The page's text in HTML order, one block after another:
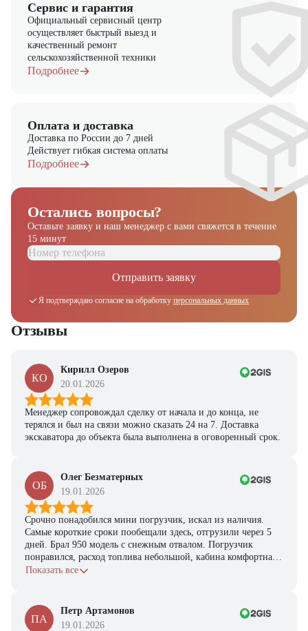
Сервис и гарантия
Официальный сервисный центр
осуществляет быстрый выезд и
качественный ремонт
сельскохозяйственной техники
Подробнее
Оплата и доставка
Доставка по России до 7 дней
Действует гибкая система оплаты
Подробнее
Остались вопросы?
Оставьте заявку и наш менеджер с вами свяжется в течение
15 минут
Отправить заявку
Я подтверждаю согласие на обработку персональных данных
Отзывы
КО
Кирилл Озеров
20.01.2026
Менеджер сопровождал сделку от начала и до конца, не
терялся и был на связи можно сказать 24 на 7. Доставка
экскаватора до объекта была выполнена в оговоренный срок.
ОБ
Олег Безматерных
19.01.2026
Срочно понадобился мини погрузчик, искал из наличия.
Самые короткие сроки пообещали здесь, отгрузили через 5
дней. Брал 950 модель с снежным отвалом. Погрузчик
понравился, расход топлива небольшой, кабина комфортная,
с задачами справляется.
Показать все
ПА
Петр Артамонов
19.01.2026